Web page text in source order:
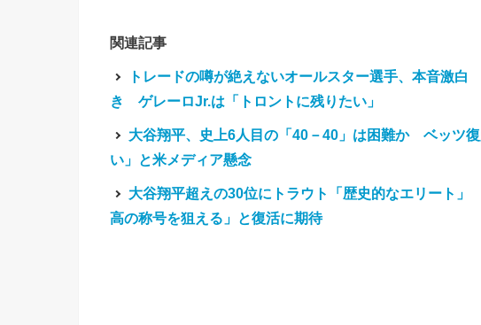
関連記事
トレードの噂が絶えないオールスター選手、本音激
き ゲレーロJr.は「トロントに残りたい」
大谷翔平、史上6人目の「40－40」は困難か ベッツ
い」と米メディア懸念
大谷翔平超えの30位にトラウト「歴史的なエリート
高の称号を狙える」と復活に期待